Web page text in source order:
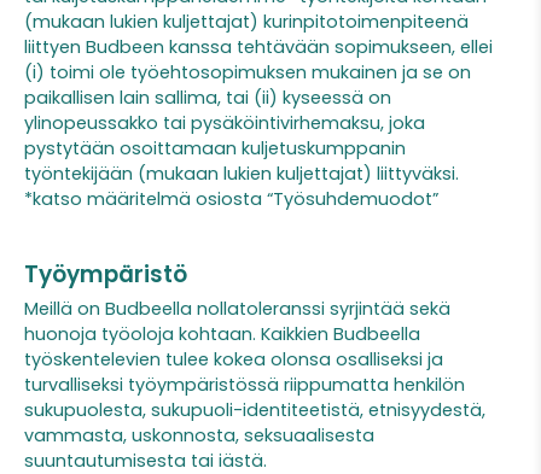
(mukaan lukien kuljettajat) kurinpitotoimenpiteenä
liittyen Budbeen kanssa tehtävään sopimukseen, ellei
(i) toimi ole työehtosopimuksen mukainen ja se on
paikallisen lain sallima, tai (ii) kyseessä on
ylinopeussakko tai pysäköintivirhemaksu, joka
pystytään osoittamaan kuljetuskumppanin
työntekijään (mukaan lukien kuljettajat) liittyväksi.
*katso määritelmä osiosta “Työsuhdemuodot”
Työympäristö
Meillä on Budbeella nollatoleranssi syrjintää sekä
huonoja työoloja kohtaan. Kaikkien Budbeella
työskentelevien tulee kokea olonsa osalliseksi ja
turvalliseksi työympäristössä riippumatta henkilön
sukupuolesta, sukupuoli-identiteetistä, etnisyydestä,
vammasta, uskonnosta, seksuaalisesta
suuntautumisesta tai iästä.